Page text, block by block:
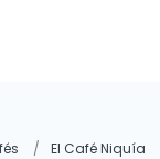
El Café Niquía